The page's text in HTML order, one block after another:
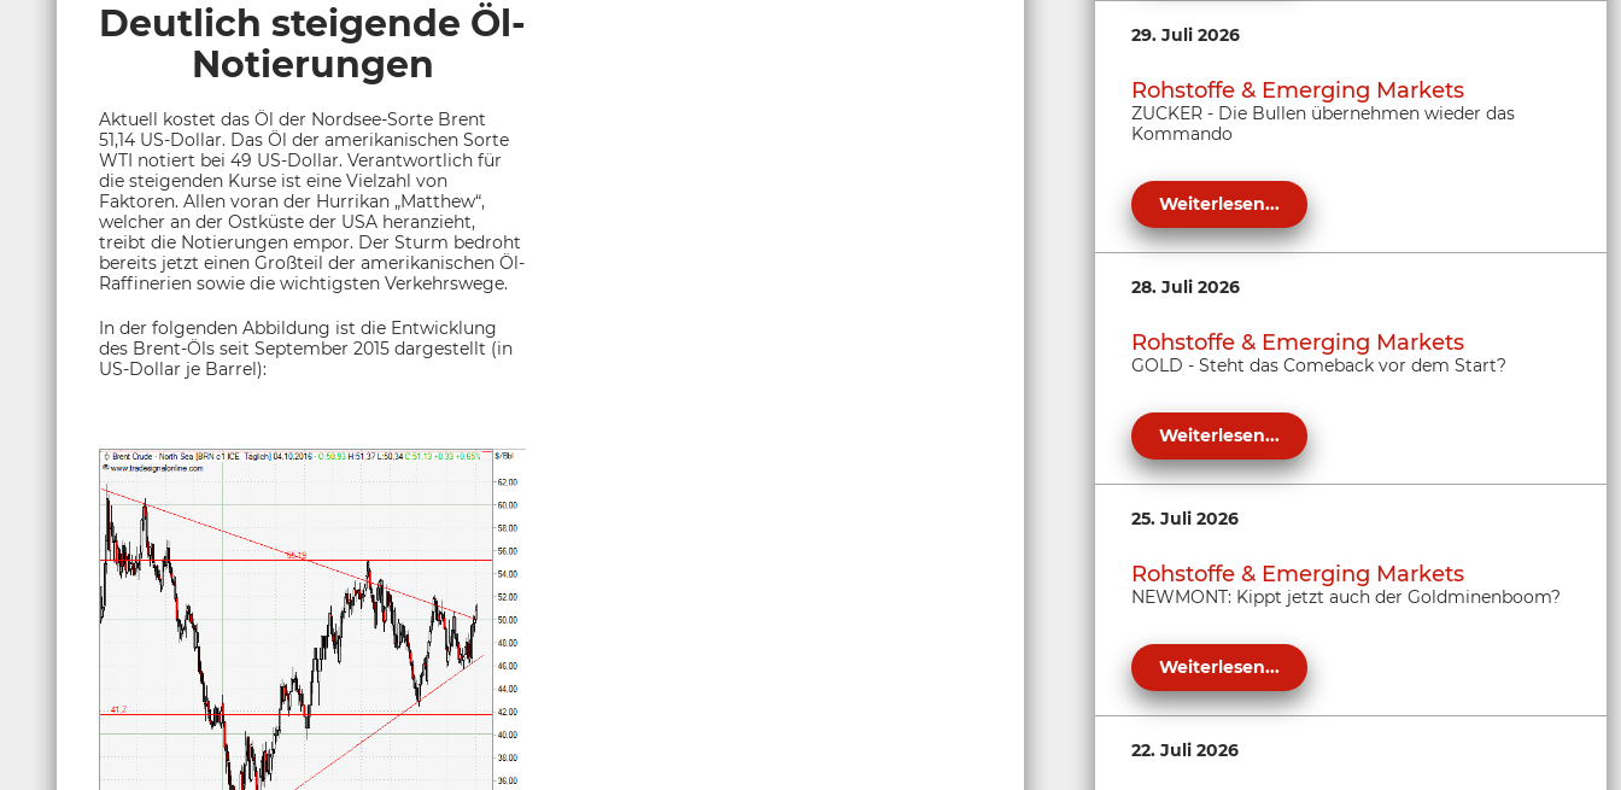
Deutlich steigende Öl-
Notierungen
Aktuell kostet das Öl der Nordsee-Sorte Brent
51,14 US-Dollar. Das Öl der amerikanischen Sorte
WTI notiert bei 49 US-Dollar. Verantwortlich für
die steigenden Kurse ist eine Vielzahl von
Faktoren. Allen voran der Hurrikan „Matthew“,
welcher an der Ostküste der USA heranzieht,
treibt die Notierungen empor. Der Sturm bedroht
bereits jetzt einen Großteil der amerikanischen Öl-
Raffinerien sowie die wichtigsten Verkehrswege.
In der folgenden Abbildung ist die Entwicklung
des Brent-Öls seit September 2015 dargestellt (in
US-Dollar je Barrel):
29. Juli 2026
Rohstoffe & Emerging Markets
ZUCKER - Die Bullen übernehmen wieder das
Kommando
Weiterlesen...
28. Juli 2026
Rohstoffe & Emerging Markets
GOLD - Steht das Comeback vor dem Start?
Weiterlesen...
25. Juli 2026
Rohstoffe & Emerging Markets
NEWMONT: Kippt jetzt auch der Goldminenboom?
Weiterlesen...
22. Juli 2026